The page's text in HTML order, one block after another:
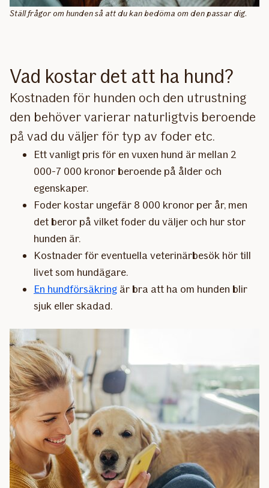
Ställ frågor om hunden så att du kan bedöma om den passar dig.
Vad kostar det att ha hund?
Kostnaden för hunden och den utrustning
den behöver varierar naturligtvis beroende
på vad du väljer för typ av foder etc.
Ett vanligt pris för en vuxen hund är mellan 2
000-7 000 kronor beroende på ålder och
egenskaper.
Foder kostar ungefär 8 000 kronor per år, men
det beror på vilket foder du väljer och hur stor
hunden är.
Kostnader för eventuella veterinärbesök hör till
livet som hundägare.
En hundförsäkring är bra att ha om hunden blir
sjuk eller skadad.